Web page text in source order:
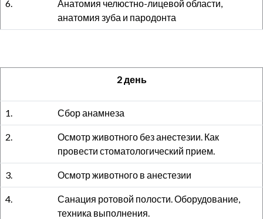
6.
Анатомия челюстно-лицевой области,
анатомия зуба и пародонта
2 день
1. Сбор анамнеза
2.
Осмотр животного без анестезии. Как
провести стоматологический прием.
3. Осмотр животного в анестезии
4.
Санация ротовой полости. Оборудование,
техника выполнения.